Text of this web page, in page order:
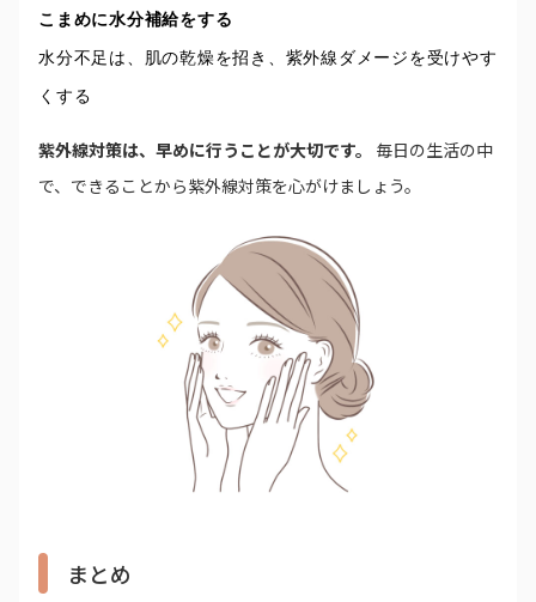
こまめに水分補給をする
水分不足は、肌の乾燥を招き、紫外線ダメージを受けやす
くする
紫外線対策は、早めに行うことが大切です。
毎日の生活の中
で、できることから紫外線対策を心がけましょう。
まとめ